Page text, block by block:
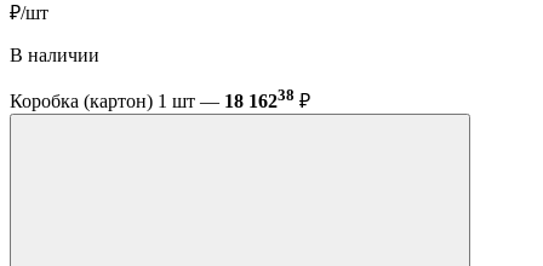
₽/шт
В наличии
Коробка (картон) 1 шт — 18 16238 ₽